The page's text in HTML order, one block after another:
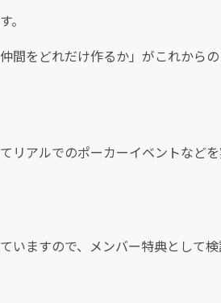
。
間をどれだけ作るか」がこれから
リアルでのポーカーイベントなど
ますので、メンバー特典として検